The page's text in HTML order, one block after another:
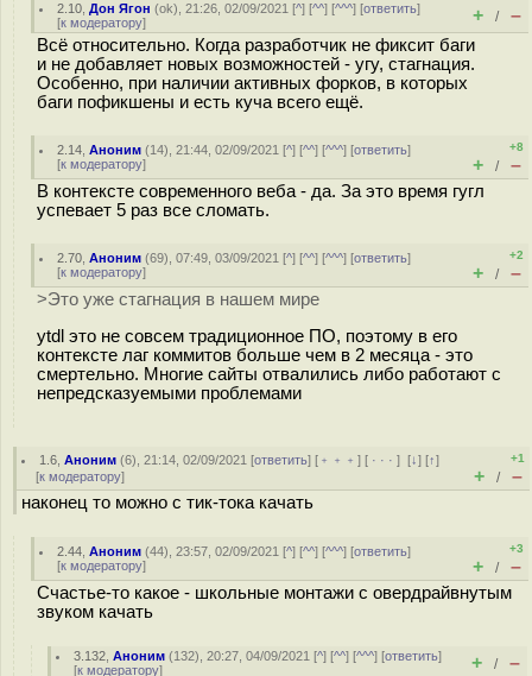
2.10 ,Дон Ягон (ok), 21:26, 02/09/2021 [^] [^^] [^^^] [ответить]
[к модератору] + / –
Всё относительно. Когда разработчик не фиксит баги
и не добавляет новых возможностей - угу, стагнация.
Особенно, при наличии активных форков, в которых
баги пофикшены и есть куча всего ещё.
2.14 ,Аноним (14), 21:44, 02/09/2021 [^] [^^] [^^^] [ответить]
[к модератору]
+8
+ / –
В контексте современного веба - да. За это время гугл
успевает 5 раз все сломать.
2.70 ,Аноним (69), 07:49, 03/09/2021 [^] [^^] [^^^] [ответить]
[к модератору]
+2
+ / –
>Это уже стагнация в нашем мире
ytdl это не совсем традиционное ПО, поэтому в его
контексте лаг коммитов больше чем в 2 месяца - это
смертельно. Многие сайты отвалились либо работают с
непредсказуемыми проблемами
1.6 ,Аноним (6), 21:14, 02/09/2021 [ответить] [ ﹢﹢﹢] [ · · ·][↓] [↑]
[к модератору]
+1
+ / –
наконец то можно с тик-тока качать
2.44 ,Аноним (44), 23:57, 02/09/2021 [^] [^^] [^^^] [ответить]
[к модератору]
+3
+ / –
Счастье-то какое - школьные монтажи с овердрайвнутым
звуком качать
3.132 ,Аноним (132), 20:27, 04/09/2021 [^] [^^] [^^^] [ответить]
[к модератору] + / –